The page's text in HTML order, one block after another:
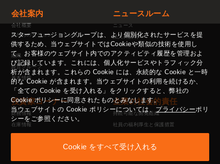
スターフュージョングループは、より個別化されたサービスを提
供するため、当ウェブサイトではCookieや類似の技術を使用し
て、お客様のウェブサイト内でのアクティビティ履歴を管理およ
び記録しています。これには、個人化サービスやトラフィック分
析が含まれます。これらの Cookie には、永続的な Cookie と一時
的な Cookie が含まれます。当ウェブサイトの利用を続けるか、
「全ての Cookie を受け入れる」をクリックすると、弊社の
Cookie ポリシーに同意されたものとみなします。
当ウェブサイトの Cookie ポリシーについては、 プライバシーポリ
シーをご参照ください。
Cookie をすべて受け入れる
会社案内
会社概要
私たちのビジョン・ミッション
沿革
組織
経営グループ
基本情報
ニュースルーム
ニュース
法人の説明
投資家コーナー
財務情報
在庫情報
主要な情報発表
投資家の連絡先ウィンドウ
企業の社会的責任
持続可能な開発組織
社員の福利厚生と保護措置
供給業者管理方針